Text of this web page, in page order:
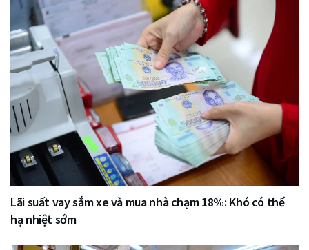
Lãi suất vay sắm xe và mua nhà chạm 18%: Khó có thể
hạ nhiệt sớm